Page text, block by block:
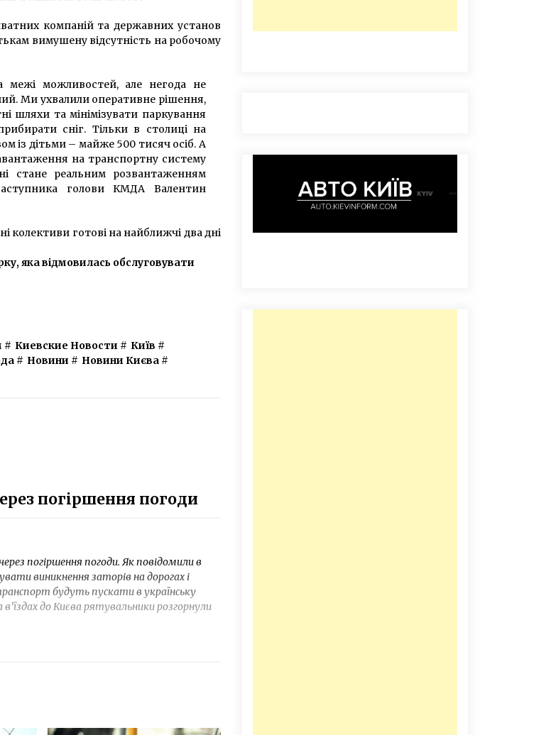
компаній та державних установ
вимушену відсутність на робочому
межі можливостей, але негода не
Ми ухвалили оперативне рішення,
шляхи та мінімізувати паркування
сніг. Тільки в столиці на
із дітьми – майже 500 тисяч осіб. А
на транспортну систему
стане реальним розвантаженням
голови КМДА Валентин
колективи готові на найближчі два дні
яка відмовилась обслуговувати
# Киевские Новости # Київ #
# Новини # Новини Києва #
погіршення погоди
погіршення погоди. Як повідомили в
виникнення заторів на дорогах і
будуть пускати в українську
до Києва рятувальники розгорнули